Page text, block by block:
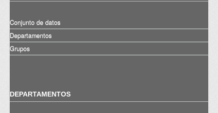
Conjunto de datos
Departamentos
Grupos
DEPARTAMENTOS